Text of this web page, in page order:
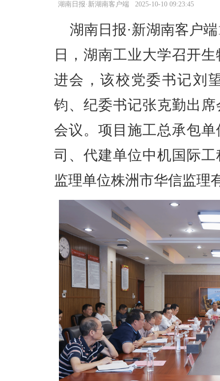
湖南日报·新湖南客户端 2025-10-10 09:23:45
湖南日报·新湖南客户
日，湖南工业大学召开
进会，该校党委书记刘
钧、纪委书记张克勤出
会议。项目施工总承包
司、代建单位中机国际
监理单位株洲市华信监理